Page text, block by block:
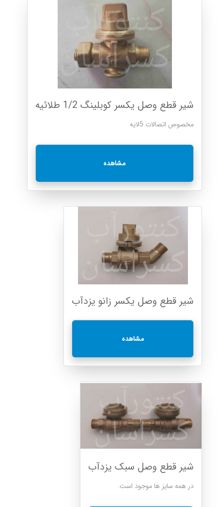
شیر قطع وصل یکسر کوبلینگ 1/2 طلائیه
مخصوص اتصالات 5لایه
مشاهده
شیر قطع وصل یکسر زانو یزدآب
مشاهده
شیر قطع وصل سبک یزدآب
در همه سایز ها موجود است.